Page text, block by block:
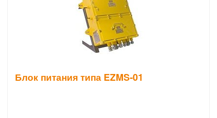
Блок питания типа EZMS-01